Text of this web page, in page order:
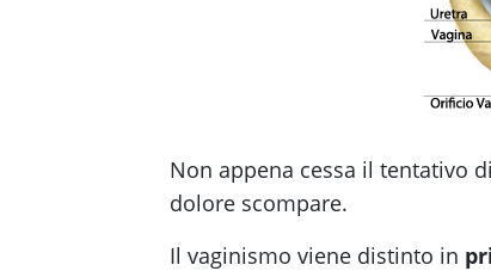
Non appena cessa il tentativo
dolore scompare.
Il vaginismo viene distinto in